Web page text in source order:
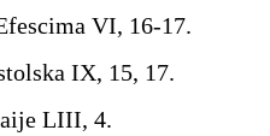
VI, 16-17.
IX, 15, 17.
LIII, 4.